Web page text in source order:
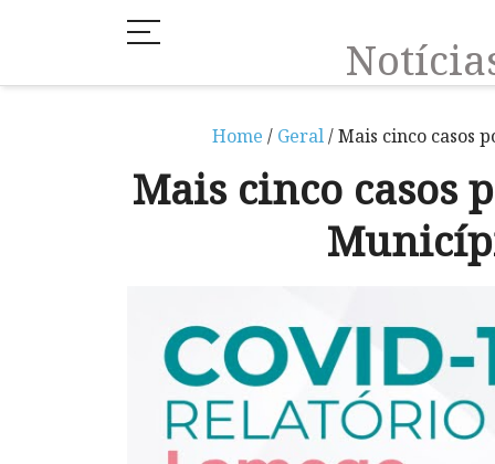
Home / Geral/ Mais cinco casos
Mais cinco casos